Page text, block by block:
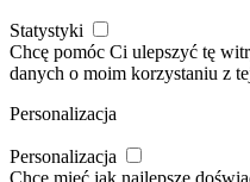
Statystyki
Chcę pomóc Ci ulepszyć tę
danych o moim korzystaniu z
Personalizacja
Personalizacja